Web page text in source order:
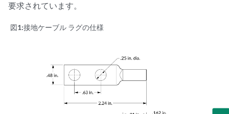
要求されています。
図1:接地ケーブル ラグの仕様